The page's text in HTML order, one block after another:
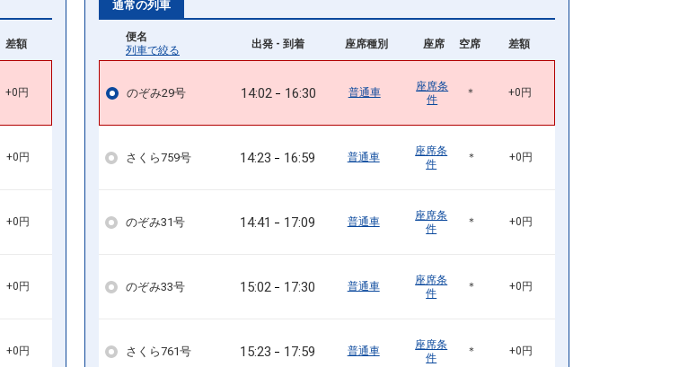
差額
+0円
+0円
+0円
+0円
+0円
通常の列車
便名
列車で絞る
出発 - 到着 座席種別 座席 空席 差額
のぞみ29号 14:02 16:30 普通車
座席条
件
＊ +0円
さくら759号 14:23 16:59 普通車
座席条
件
＊ +0円
のぞみ31号 14:41 17:09 普通車
座席条
件
＊ +0円
のぞみ33号 15:02 17:30 普通車
座席条
件
＊ +0円
さくら761号 15:23 17:59 普通車
座席条
件
＊ +0円